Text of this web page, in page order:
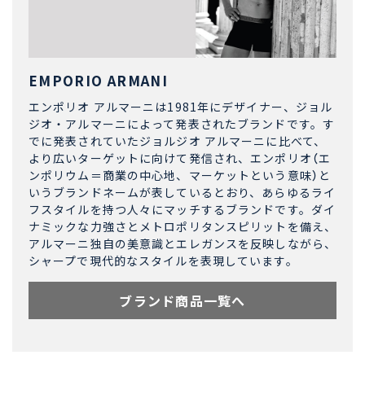
EMPORIO ARMANI
エンポリオ アルマーニは1981年にデザイナー、ジョル
ジオ・アルマーニによって発表されたブランドです。す
でに発表されていたジョルジオ アルマーニに比べて、
より広いターゲットに向けて発信され、エンポリオ（エ
ンポリウム＝商業の中心地、マーケットという意味）と
いうブランドネームが表しているとおり、あらゆるライ
フスタイルを持つ人々にマッチするブランドです。ダイ
ナミックな力強さとメトロポリタンスピリットを備え、
アルマーニ独自の美意識とエレガンスを反映しながら、
シャープで現代的なスタイルを表現しています。
ブランド商品一覧へ